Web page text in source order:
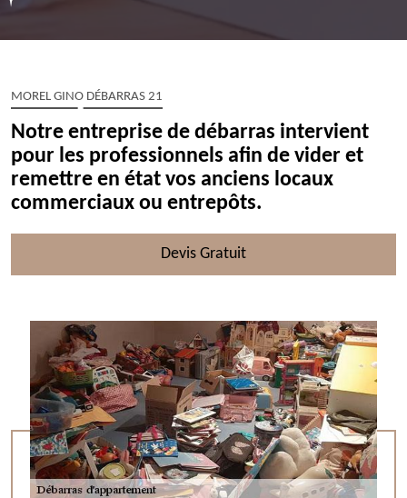
MOREL GINO DÉBARRAS 21
Notre entreprise de débarras intervient
pour les professionnels afin de vider et
remettre en état vos anciens locaux
commerciaux ou entrepôts.
Devis Gratuit